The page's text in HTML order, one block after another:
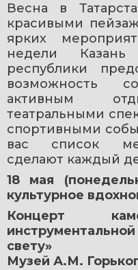
Весна в
красивыми
ярких
недели
республики
возможность
активным
театральными
спортивными
вас список
сделают каждый
18 мая
культурное
Концерт
свету»
Музей А.М.